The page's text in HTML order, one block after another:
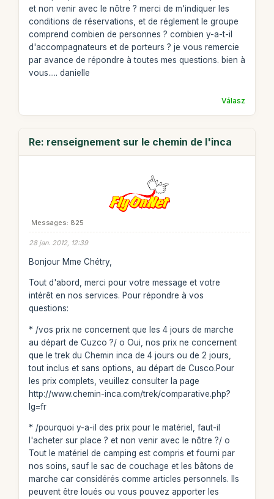
et non venir avec le nôtre ? merci de m'indiquer les
conditions de réservations, et de réglement le groupe
comprend combien de personnes ? combien y-a-t-il
d'accompagnateurs et de porteurs ? je vous remercie
par avance de répondre à toutes mes questions. bien à
vous..... danielle
Válasz
Re: renseignement sur le chemin de l'inca
Messages: 825
28 jan. 2012, 12:39
Bonjour Mme Chétry,
Tout d'abord, merci pour votre message et votre
intérêt en nos services. Pour répondre à vos
questions:
* /vos prix ne concernent que les 4 jours de marche
au départ de Cuzco ?/ o Oui, nos prix ne concernent
que le trek du Chemin inca de 4 jours ou de 2 jours,
tout inclus et sans options, au départ de Cusco.Pour
les prix complets, veuillez consulter la page
http://www.chemin-inca.com/trek/comparative.php?
lg=fr
* /pourquoi y-a-il des prix pour le matériel, faut-il
l'acheter sur place ? et non venir avec le nôtre ?/ o
Tout le matériel de camping est compris et fourni par
nos soins, sauf le sac de couchage et les bâtons de
marche car considérés comme articles personnels. Ils
peuvent être loués ou vous pouvez apporter les